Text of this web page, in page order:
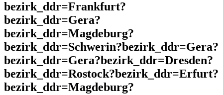
bezirk_ddr=Frankfurt?
bezirk_ddr=Gera?
bezirk_ddr=Magdeburg?
bezirk_ddr=Schwerin?bezirk_ddr=Gera?
bezirk_ddr=Gera?bezirk_ddr=Dresden?
bezirk_ddr=Rostock?bezirk_ddr=Erfurt?
bezirk_ddr=Magdeburg?